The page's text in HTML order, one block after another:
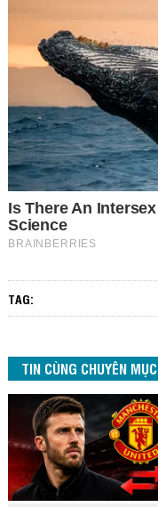
TAG:
TIN CÙNG CHUYÊN MỤC